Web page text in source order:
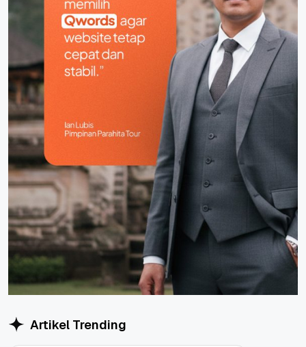
Artikel Trending